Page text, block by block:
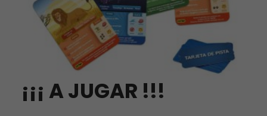
¡¡¡ A JUGAR !!!